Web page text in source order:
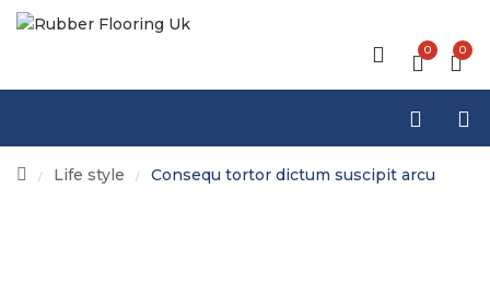
0
0
/ Life style / Consequ tortor dictum suscipit arcu